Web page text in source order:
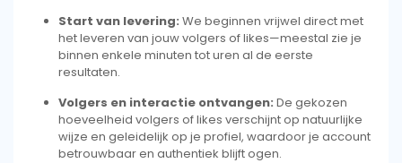
Start van levering: We beginnen vrijwel direct met
het leveren van jouw volgers of likes—meestal zie je
binnen enkele minuten tot uren al de eerste
resultaten.
Volgers en interactie ontvangen: De gekozen
hoeveelheid volgers of likes verschijnt op natuurlijke
wijze en geleidelijk op je profiel, waardoor je account
betrouwbaar en authentiek blijft ogen.